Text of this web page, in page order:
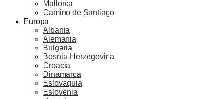
Mallorca
Camino de Santiago
Europa
Albania
Alemania
Bulgaria
Bosnia-Herzegovina
Croacia
Dinamarca
Eslovaquia
Eslovenia